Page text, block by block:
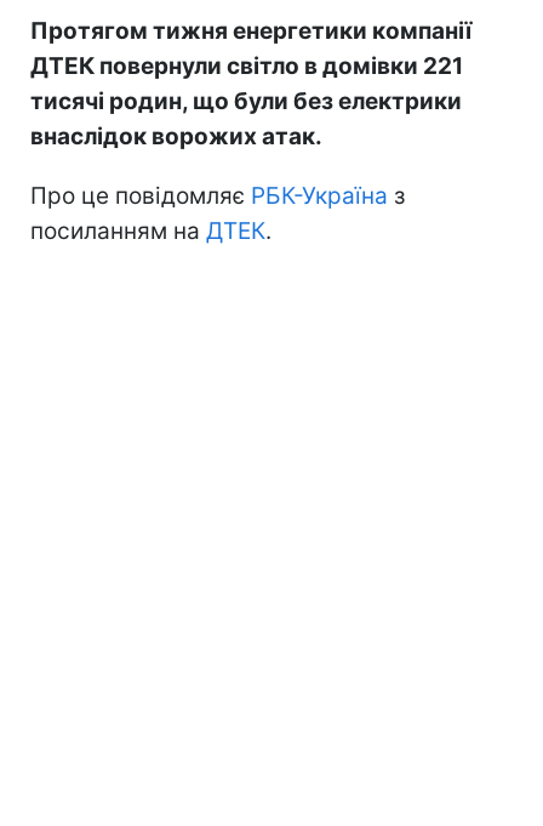
Протягом тижня енергетики компанії
ДТЕК повернули світло в домівки 221
тисячі родин, що були без електрики
внаслідок ворожих атак.
Про це повідомляє РБК-Україна з
посиланням на ДТЕК.